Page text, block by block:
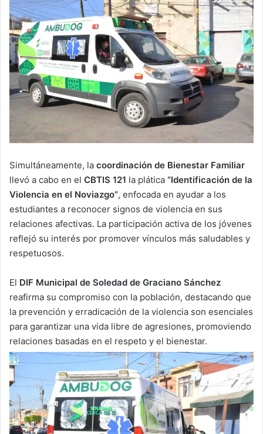
Simultáneamente, la coordinación de Bienestar Familiar
llevó a cabo en el CBTIS 121 la plática “Identificación de la
Violencia en el Noviazgo”, enfocada en ayudar a los
estudiantes a reconocer signos de violencia en sus
relaciones afectivas. La participación activa de los jóvenes
reflejó su interés por promover vínculos más saludables y
respetuosos.
El DIF Municipal de Soledad de Graciano Sánchez
reafirma su compromiso con la población, destacando que
la prevención y erradicación de la violencia son esenciales
para garantizar una vida libre de agresiones, promoviendo
relaciones basadas en el respeto y el bienestar.